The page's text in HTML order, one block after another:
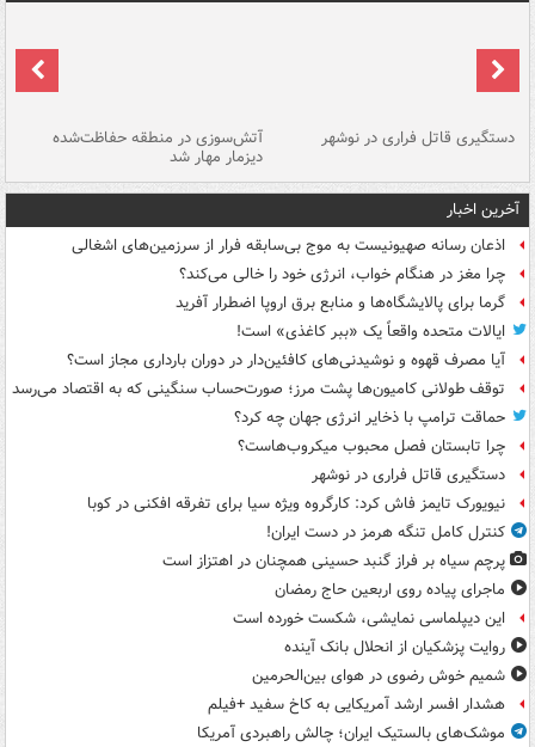
دستگیری قاتل فراری در نوشهر آتش‌سوزی در منطقه حفاظت‌شده
دیزمار مهار شد
آخرین اخبار
اذعان رسانه صهیونیست به موج بی‌سابقه فرار از سرزمین‌های اشغالی
چرا مغز در هنگام خواب، انرژی خود را خالی می‌کند؟
گرما برای پالایشگاه‌ها و منابع برق اروپا اضطرار آفرید
ایالات متحده واقعاً یک «ببر کاغذی» است!
آیا مصرف قهوه و نوشیدنی‌های کافئین‌دار در دوران بارداری مجاز است؟
توقف طولانی کامیون‌ها پشت مرز؛ صورت‌حساب سنگینی که به اقتصاد می‌رسد
حماقت ترامپ با ذخایر انرژی جهان چه کرد؟
چرا تابستان فصل محبوب میکروب‌هاست؟
دستگیری قاتل فراری در نوشهر
نیویورک تایمز فاش کرد: کارگروه ویژه سیا برای تفرقه افکنی در کوبا
کنترل کامل تنگه هرمز در دست ایران!
پرچم سیاه بر فراز گنبد حسینی همچنان در اهتزاز است
ماجرای پیاده روی اربعین حاج رمضان
این دیپلماسی نمایشی، شکست خورده است
روایت پزشکیان از انحلال بانک آینده
شمیم خوش رضوی در هوای بین‌الحرمین
هشدار افسر ارشد آمریکایی به کاخ سفید +فیلم
موشک‌های بالستیک ایران؛ چالش راهبردی آمریکا